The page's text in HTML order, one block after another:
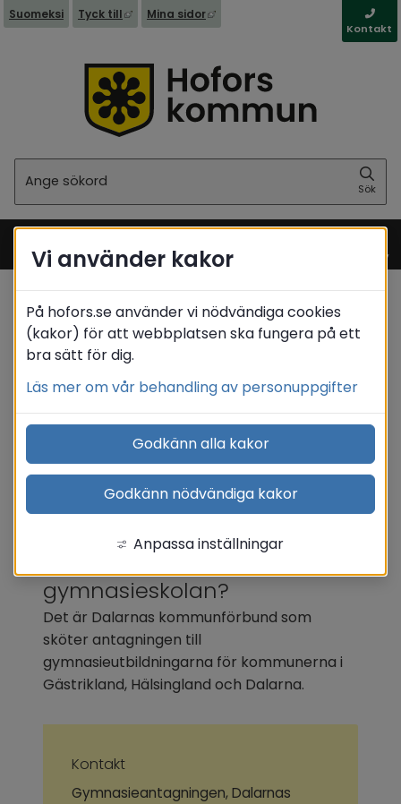
Suomeksi Tyck till Länk till annan webbplats, öppnas i nytt
Mina sidor Länk till annan webbplats,
Kontakt
Sök
Meny
Startsida
Barn & utbildning
/ Gymnasieutbildning
/ Antagning gymnasieskolan
Translate
Antagning
gymnasieskolan
Ska du söka till
gymnasieskolan?
Det är Dalarnas kommunförbund som
sköter antagningen till
gymnasieutbildningarna för kommunerna i
Gästrikland, Hälsingland och Dalarna.
Kontakt
Gymnasieantagningen, Dalarnas
Vi använder kakor
På hofors.se använder vi nödvändiga cookies
(kakor) för att webbplatsen ska fungera på ett
bra sätt för dig.
Läs mer om vår behandling av personuppgifter
Godkänn alla kakor
Godkänn nödvändiga kakor
Anpassa inställningar